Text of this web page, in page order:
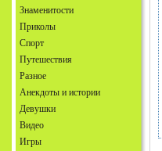
Знаменитости
Приколы
Спорт
Путешествия
Разное
Анекдоты и истории
Девушки
Видео
Игры